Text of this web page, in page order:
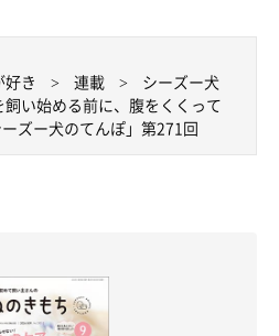
好き 連載
シーズー犬
飼い始める前に、腹をくくって
ズー犬のてんぽ」第271回